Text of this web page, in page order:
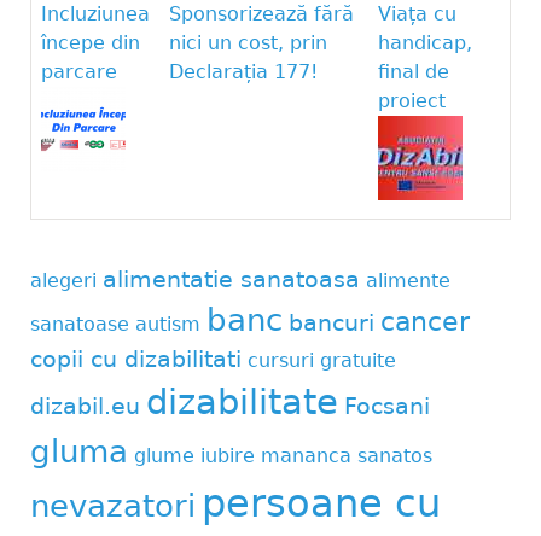
Incluziunea
începe din
parcare
Sponsorizează fără
nici un cost, prin
Declarația 177!
Viața cu
handicap,
final de
proiect
alegeri alimentatie sanatoasa alimente
sanatoase autism banc bancuri cancer
copii cu dizabilitati cursuri gratuite
dizabil.eu dizabilitate Focsani
gluma glume iubire mananca sanatos
nevazatori persoane cu